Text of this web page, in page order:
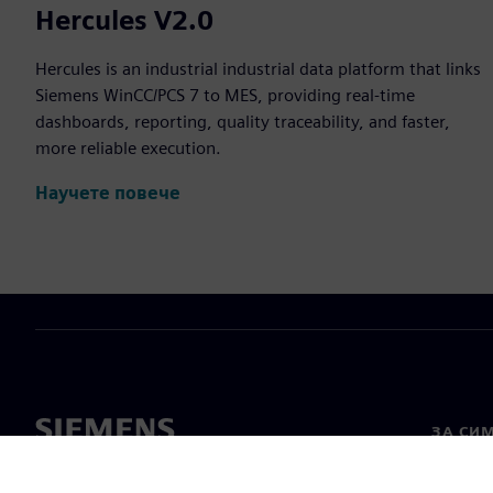
Hercules V2.0
Hercules is an industrial industrial data platform that links
Siemens WinCC/PCS 7 to MES, providing real-time
dashboards, reporting, quality traceability, and faster,
more reliable execution.
Научете повече
ЗА